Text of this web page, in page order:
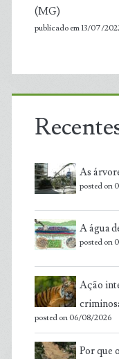
(MG)
publicado em 13/07/
As
posted on
A água
posted on
Ação
posted on 06/08/2026
Por que